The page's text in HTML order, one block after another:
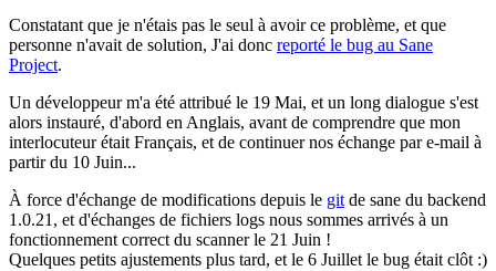
Constatant que je n'étais pas le seul à avoir ce problème, et que
personne n'avait de solution, J'ai donc reporté le bug au Sane
Project.
Un développeur m'a été attribué le 19 Mai, et un long dialogue s'est
alors instauré, d'abord en Anglais, avant de comprendre que mon
interlocuteur était Français, et de continuer nos échange par e-mail à
partir du 10 Juin...
À force d'échange de modifications depuis le git de sane du backend
1.0.21, et d'échanges de fichiers logs nous sommes arrivés à un
fonctionnement correct du scanner le 21 Juin !
Quelques petits ajustements plus tard, et le 6 Juillet le bug était clôt :)